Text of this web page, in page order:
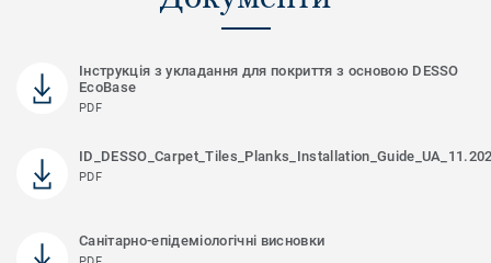
Інструкція з укладання для покриття з основою DESSO
EcoBase
PDF
PDF
Санітарно-епідеміологічні висновки